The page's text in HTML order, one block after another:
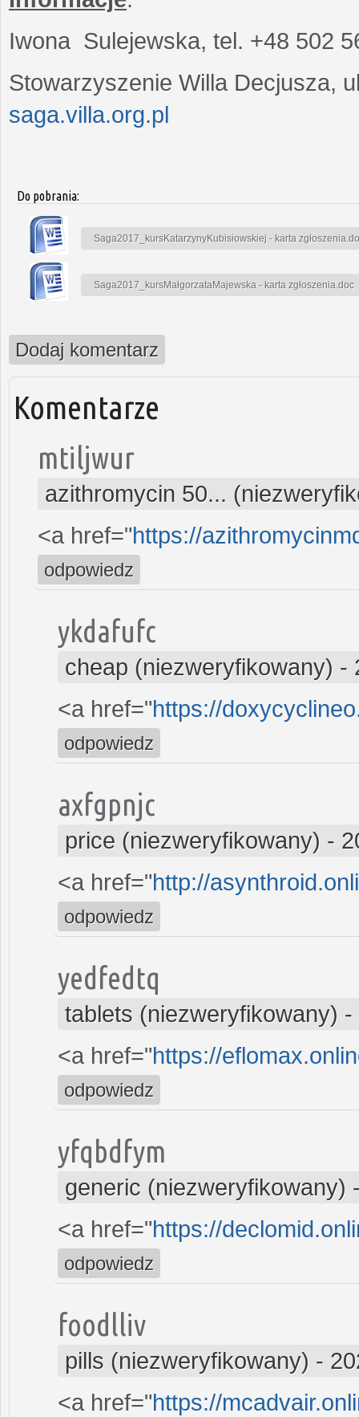
Iwona Sulejewska, tel. +48 502
Stowarzyszenie Willa Decjusza,
saga.villa.org.pl
Do pobrania:
Saga2017_kursKatarzynyKubisiowskiej - karta
Saga2017_kursMałgorzataMajewska - karta zgłoszenia.doc
Dodaj komentarz
Komentarze
mtiljwur
azithromycin 50...
<a href="https://
odpowiedz
ykdafufc
cheap (niezweryfikowany) -
<a href="https://
odpowiedz
axfgpnjc
price (niezweryfikowany) -
<a href="http://
odpowiedz
yedfedtq
tablets (niezweryfikowany) -
<a href="https://
odpowiedz
yfqbdfym
generic (niezweryfikowany)
<a href="https://
odpowiedz
foodlliv
pills (niezweryfikowany) -
<a href="https://